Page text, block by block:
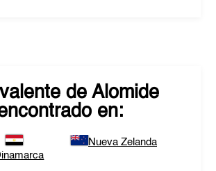
de Alomide
en:
Nueva Zelanda